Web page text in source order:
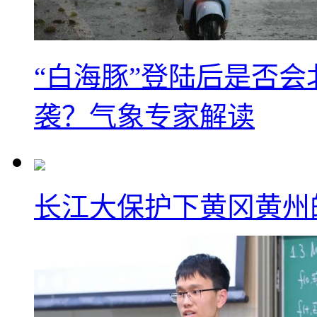
“白海豚”登陆后是否
袭？气象专家解读
长江大保护下黄冈黄